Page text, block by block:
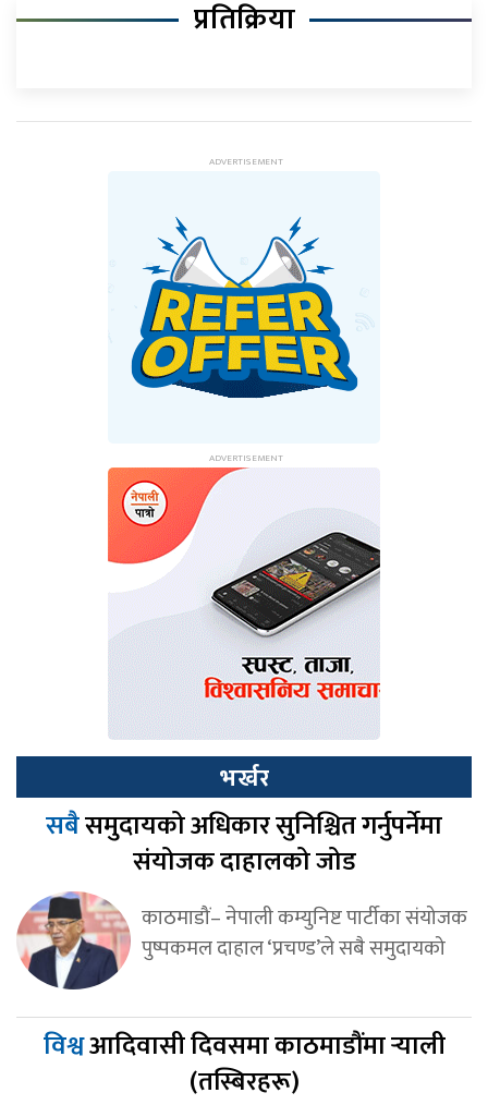
प्रतिक्रिया
भर्खर
सबैसमुदायको अधिकार सुनिश्चित गर्नुपर्नेमा
संयोजक दाहालको जोड
काठमाडौं– नेपाली कम्युनिष्ट पार्टीका संयोजक
पुष्पकमल दाहाल ‘प्रचण्ड’ले सबै समुदायको
विश्वआदिवासी दिवसमा काठमाडौंमा र्‍याली
(तस्बिरहरू)